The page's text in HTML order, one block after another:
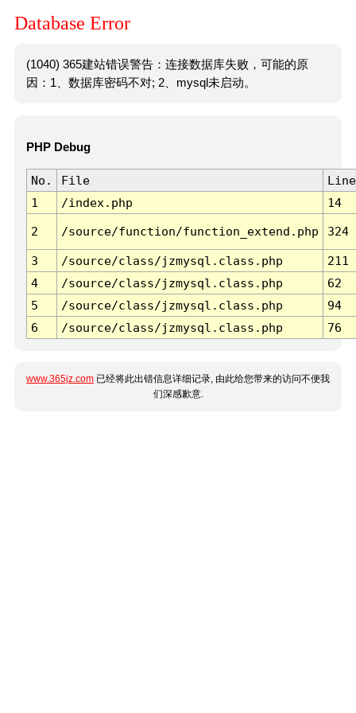
Database Error
(1040) 365建站错误警告：连接数据库失败，可能的原
因：1、数据库密码不对; 2、mysql未启动。
PHP Debug
No. File
Line
1
/index.php 14
2 /source/function/function_extend.php 324
3 /source/class/jzmysql.class.php
211
4
/source/class/jzmysql.class.php
62
5
/source/class/jzmysql.class.php
94
6
/source/class/jzmysql.class.php 76
www.365jz.com 已经将此出错信息详细记录, 由此给您带来的访问不便我
们深感歉意.